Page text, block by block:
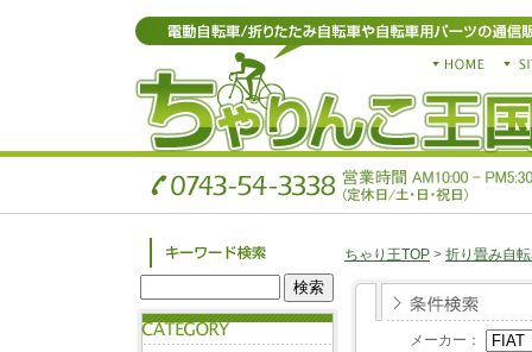
ちゃり王TOP > 折り畳み自
メーカー：